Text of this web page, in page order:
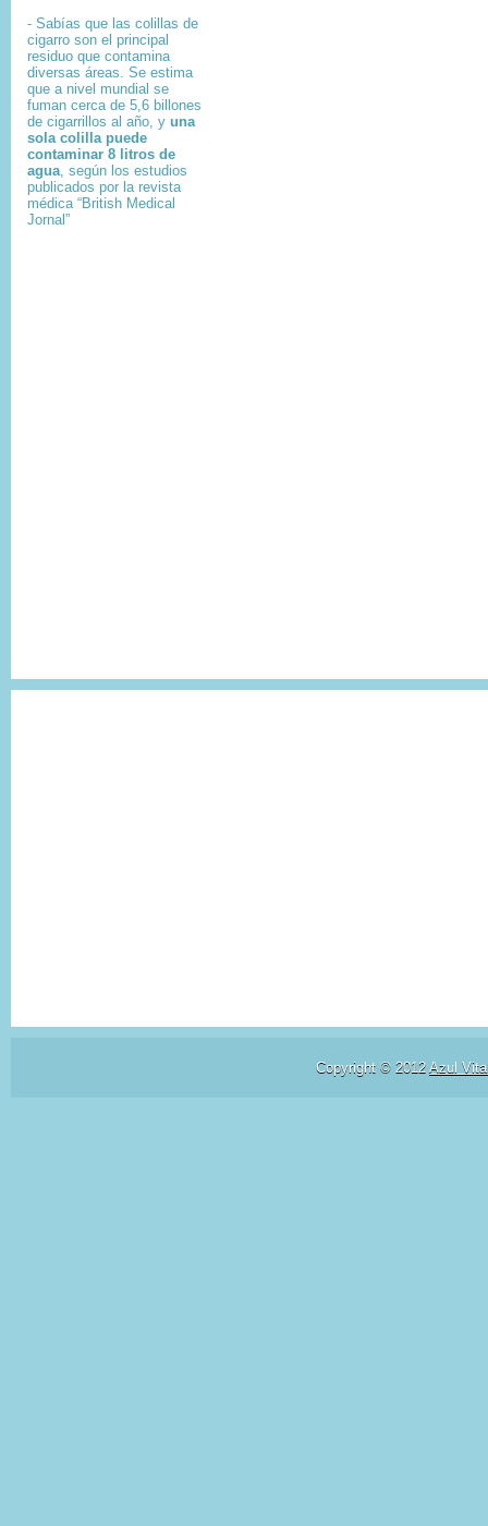
- Sabías que l as colillas de
cigarro son el principal
residuo que contamina
diversas áreas. Se estima
que a nivel mundial se
fuman cerca de 5,6 billones
de cigarrillos al año, y una
sola colilla puede
contaminar 8 litros de
agua, según los estudios
publicados por la revista
médica “British Medical
Jornal”
Copyright © 2012 Azul